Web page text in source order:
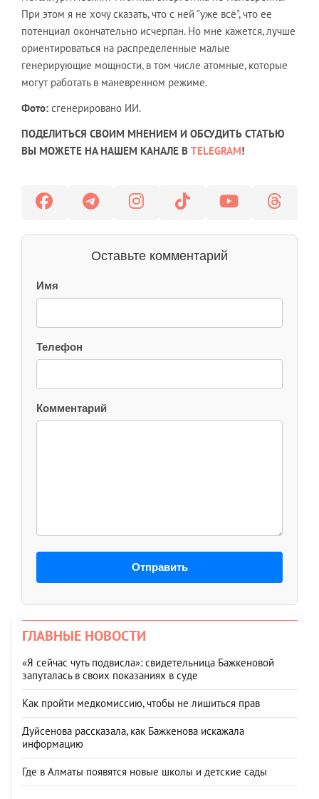
При этом я не хочу сказать, что с ней "уже всё", что ее
потенциал окончательно исчерпан. Но мне кажется, лучше
ориентироваться на распределенные малые
генерирующие мощности, в том числе атомные, которые
могут работать в маневренном режиме.
Фото: сгенерировано ИИ.
ПОДЕЛИТЬСЯ СВОИМ МНЕНИЕМ И ОБСУДИТЬ СТАТЬЮ
ВЫ МОЖЕТЕ НА НАШЕМ КАНАЛЕ В TELEGRAM!
Оставьте комментарий
Имя
Телефон
Комментарий
Отправить
ГЛАВНЫЕ НОВОСТИ
«Я сейчас чуть подвисла»: свидетельница Бажкеновой
запуталась в своих показаниях в суде
Как пройти медкомиссию, чтобы не лишиться прав
Дуйсенова рассказала, как Бажкенова искажала
информацию
Где в Алматы появятся новые школы и детские сады